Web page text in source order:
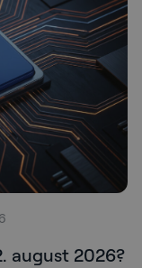
august 2026?